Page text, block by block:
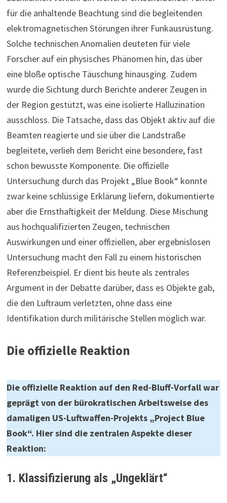
für die anhaltende Beachtung sind die begleitenden
elektromagnetischen Störungen ihrer Funkausrüstung.
Solche technischen Anomalien deuteten für viele
Forscher auf ein physisches Phänomen hin, das über
eine bloße optische Täuschung hinausging. Zudem
wurde die Sichtung durch Berichte anderer Zeugen in
der Region gestützt, was eine isolierte Halluzination
ausschloss. Die Tatsache, dass das Objekt aktiv auf die
Beamten reagierte und sie über die Landstraße
begleitete, verlieh dem Bericht eine besondere, fast
schon bewusste Komponente. Die offizielle
Untersuchung durch das Projekt „Blue Book“ konnte
zwar keine schlüssige Erklärung liefern, dokumentierte
aber die Ernsthaftigkeit der Meldung. Diese Mischung
aus hochqualifizierten Zeugen, technischen
Auswirkungen und einer offiziellen, aber ergebnislosen
Untersuchung macht den Fall zu einem historischen
Referenzbeispiel. Er dient bis heute als zentrales
Argument in der Debatte darüber, dass es Objekte gab,
die den Luftraum verletzten, ohne dass eine
Identifikation durch militärische Stellen möglich war.
Die offizielle Reaktion
Die offizielle Reaktion auf den Red-Bluff-Vorfall war
geprägt von der bürokratischen Arbeitsweise des
damaligen US-Luftwaffen-Projekts „Project Blue
Book“. Hier sind die zentralen Aspekte dieser
Reaktion:
1. Klassifizierung als „Ungeklärt“